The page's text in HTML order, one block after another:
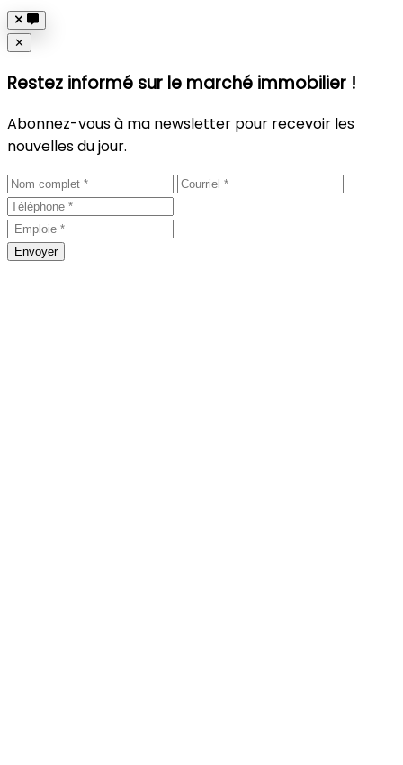
Close
✕
Restez informé sur le marché immobilier !
Abonnez-vous à ma newsletter pour recevoir les
nouvelles du jour.
Envoyer